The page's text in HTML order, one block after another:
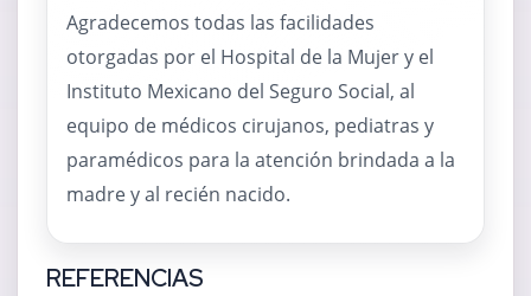
Agradecemos todas las facilidades
otorgadas por el Hospital de la Mujer y el
Instituto Mexicano del Seguro Social, al
equipo de médicos cirujanos, pediatras y
paramédicos para la atención brindada a la
madre y al recién nacido.
REFERENCIAS